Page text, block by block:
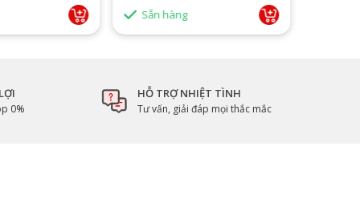
Sẵn hàng
0%
HỖ TRỢ NHIỆT TÌNH
Tư vấn, giải đáp mọi thắc mắc